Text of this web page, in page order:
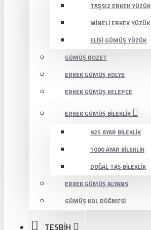
TAŞSIZ ERKEK YÜZÜK
MINELI ERKEK YÜZÜK
ELIŞI GÜMÜŞ YÜZÜK
GÜMÜŞ ROZET
ERKEK GÜMÜŞ KOLYE
ERKEK GÜMÜŞ KELEPÇE
ERKEK GÜMÜŞ BILEKLIK
925 AYAR BILEKLIK
1000 AYAR BILEKLIK
DOĞAL TAŞ BILEKLIK
ERKEK GÜMÜŞ ALYANS
GÜMÜŞ KOL DÜĞMESI
TESBİH